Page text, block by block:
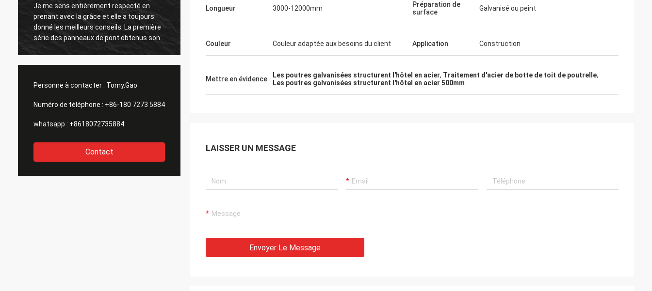
Je me sens entièrement respecté en
prenant avec la grâce et elle a toujours
donné les meilleurs conseils. La première
série des panneaux de pont obtenus sont
grande aussi. merci tous.
Les bons membres de l'équipe toujours
des questions avec la patience, le grand
Personne à contacter : Tomy.Gao
Numéro de téléphone : +86-180 7273 5884
whatsapp : +8618072735884
Contact
Longueur 3000-12000mm
Préparation de
surface
Galvanisé ou peint
Couleur Couleur adaptée aux besoins du client Application Construction
Mettre en évidence Les poutres galvanisées structurent l'hôtel en acier, Traitement d'acier de botte de toit de poutrelle,
Les poutres galvanisées structurent l'hôtel en acier 500mm
LAISSER UN MESSAGE
Envoyer Le Message